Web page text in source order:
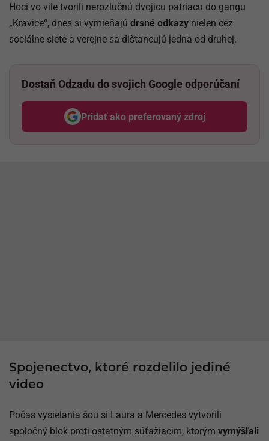
Hoci vo vile tvorili nerozlučnú dvojicu patriacu do gangu
„Kravice“, dnes si vymieňajú drsné odkazy nielen cez
sociálne siete a verejne sa dištancujú jedna od druhej.
Dostaň Odzadu do svojich Google odporúčaní
Pridať ako preferovaný zdroj
Odzadu, odkaz sa otvorí v
Spojenectvo, ktoré rozdelilo jediné
video
Počas vysielania šou si Laura a Mercedes vytvorili
spoločný blok proti ostatným súťažiacim, ktorým vymýšľali